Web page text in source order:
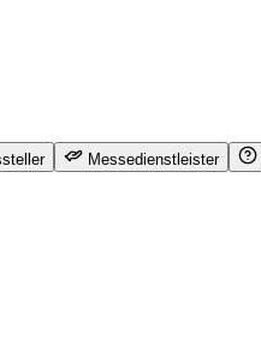
Messedienstleister